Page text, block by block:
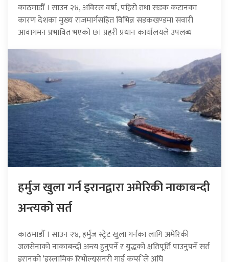
काठमाडौँ । साउन २४, अविरल वर्षा, पहिरो तथा सडक कटानका
कारण देशका मुख्य राजमार्गसहित विभिन्न सडकखण्डमा सवारी
आवागमन प्रभावित भएको छ। प्रहरी प्रधान कार्यालयले उपलब्ध
हर्मुज खुला गर्न इरानद्वारा अमेरिकी नाकाबन्दी
अन्त्यको सर्त
काठमाडौँ । साउन २४, हर्मुज स्ट्रेट खुला गर्नका लागि अमेरिकी
जलसेनाको नाकाबन्दी अन्त्य हुनुपर्ने र युद्धको क्षतिपूर्ति पाउनुपर्ने सर्त
इरानको ‘इस्लामिक रिभोल्युसनरी गार्ड कर्प्स’ले अघि